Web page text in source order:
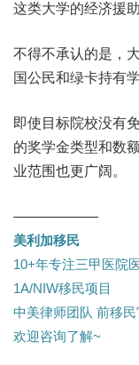
这类大学的经济援助
不得不承认的是，
国公民和绿卡持有学
即使目标院校没有
的奖学金类型和数
业范围也更广阔。
——————
美利加移民
10+年专注三甲医院
1A/NIW移民项目
中美律师团队 前移
欢迎咨询了解~